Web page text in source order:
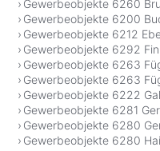
Gewerbeobjekte 6260
Gewerbeobjekte 6200
Gewerbeobjekte 6212
Gewerbeobjekte 6292
Gewerbeobjekte 6263
Gewerbeobjekte 6263
Gewerbeobjekte 6222
Gewerbeobjekte 6281
Gewerbeobjekte 6280
Gewerbeobjekte 6280